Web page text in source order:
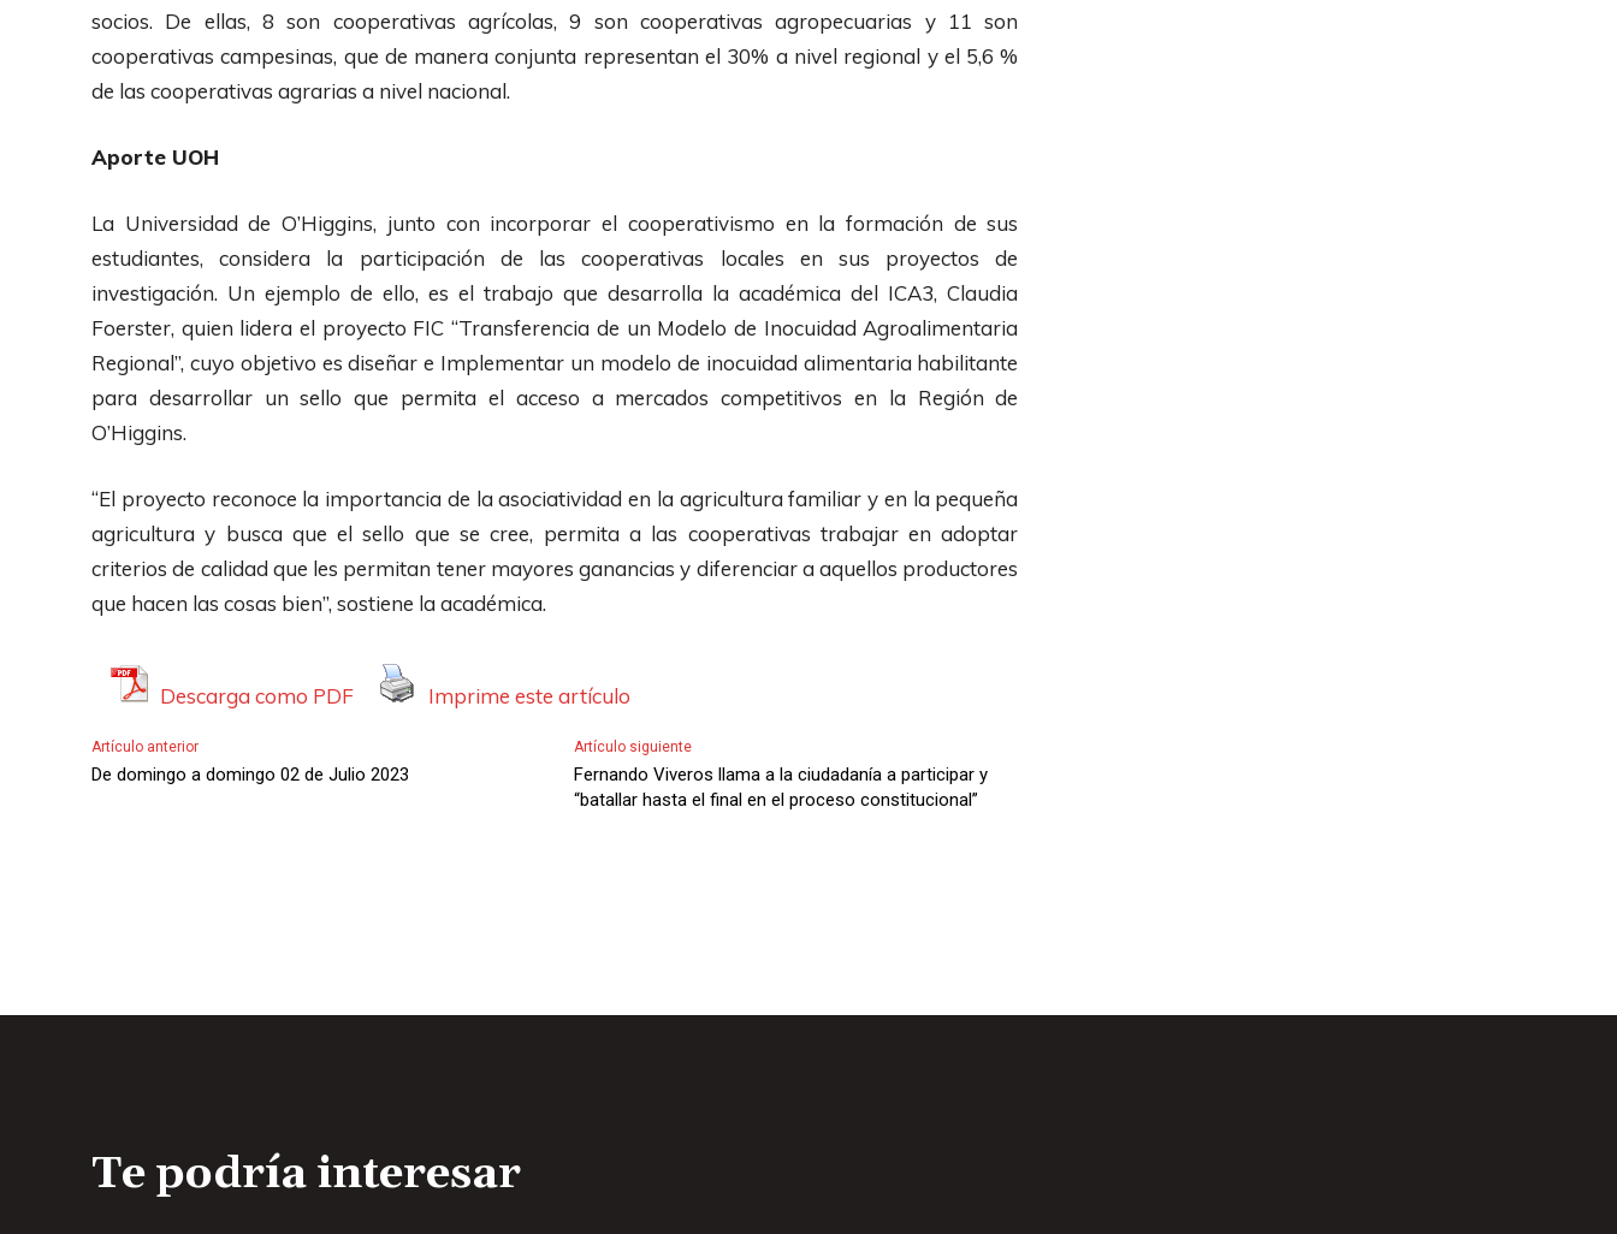
socios. De ellas, 8 son cooperativas agrícolas, 9 son cooperativas agropecuarias y 11 son
cooperativas campesinas, que de manera conjunta representan el 30% a nivel regional y el 5,6 %
de las cooperativas agrarias a nivel nacional.
Aporte UOH
La Universidad de O’Higgins, junto con incorporar el cooperativismo en la formación de sus
estudiantes, considera la participación de las cooperativas locales en sus proyectos de
investigación. Un ejemplo de ello, es el trabajo que desarrolla la académica del ICA3, Claudia
Foerster, quien lidera el proyecto FIC “Transferencia de un Modelo de Inocuidad Agroalimentaria
Regional”, cuyo objetivo es diseñar e Implementar un modelo de inocuidad alimentaria habilitante
para desarrollar un sello que permita el acceso a mercados competitivos en la Región de
O’Higgins.
“El proyecto reconoce la importancia de la asociatividad en la agricultura familiar y en la pequeña
agricultura y busca que el sello que se cree, permita a las cooperativas trabajar en adoptar
criterios de calidad que les permitan tener mayores ganancias y diferenciar a aquellos productores
que hacen las cosas bien”, sostiene la académica.
Descarga como PDF Imprime este artículo
Artículo anterior
De domingo a domingo 02 de Julio 2023
Artículo siguiente
Fernando Viveros llama a la ciudadanía a participar y
“batallar hasta el final en el proceso constitucional”
Te podría interesar